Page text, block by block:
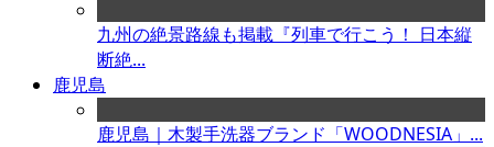
九州の絶景路線も掲載『列車で行こう！ 日本縦
断絶...
鹿児島
鹿児島｜木製手洗器ブランド「WOODNESIA」...